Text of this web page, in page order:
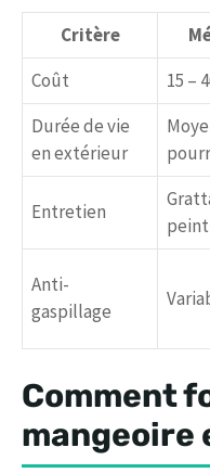
Critère
Coût
15 –
Durée de vie
en extérieur
Entretien
Anti-
gaspillage
Comment
mangeoire